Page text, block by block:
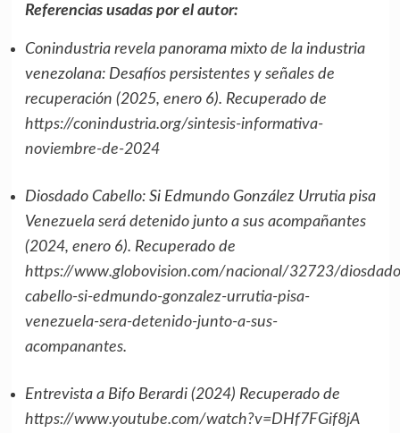
Referencias usadas por el autor:
Conindustria revela panorama mixto de la industria
venezolana: Desafíos persistentes y señales de
recuperación (2025, enero 6). Recuperado de
https://conindustria.org/sintesis-informativa-
noviembre-de-2024
Diosdado Cabello: Si Edmundo González Urrutia pisa
Venezuela será detenido junto a sus acompañantes
(2024, enero 6). Recuperado de
https://www.globovision.com/nacional/32723/
cabello-si-edmundo-gonzalez-urrutia-pisa-
venezuela-sera-detenido-junto-a-sus-
acompanantes.
Entrevista a Bifo Berardi (2024) Recuperado de
https://www.youtube.com/watch?v=DHf7FGif8jA